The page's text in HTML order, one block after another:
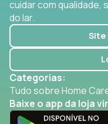
cuidar com
do lar.
Site
Categorias:
Tudo sobre Home
Baixe o app da loja